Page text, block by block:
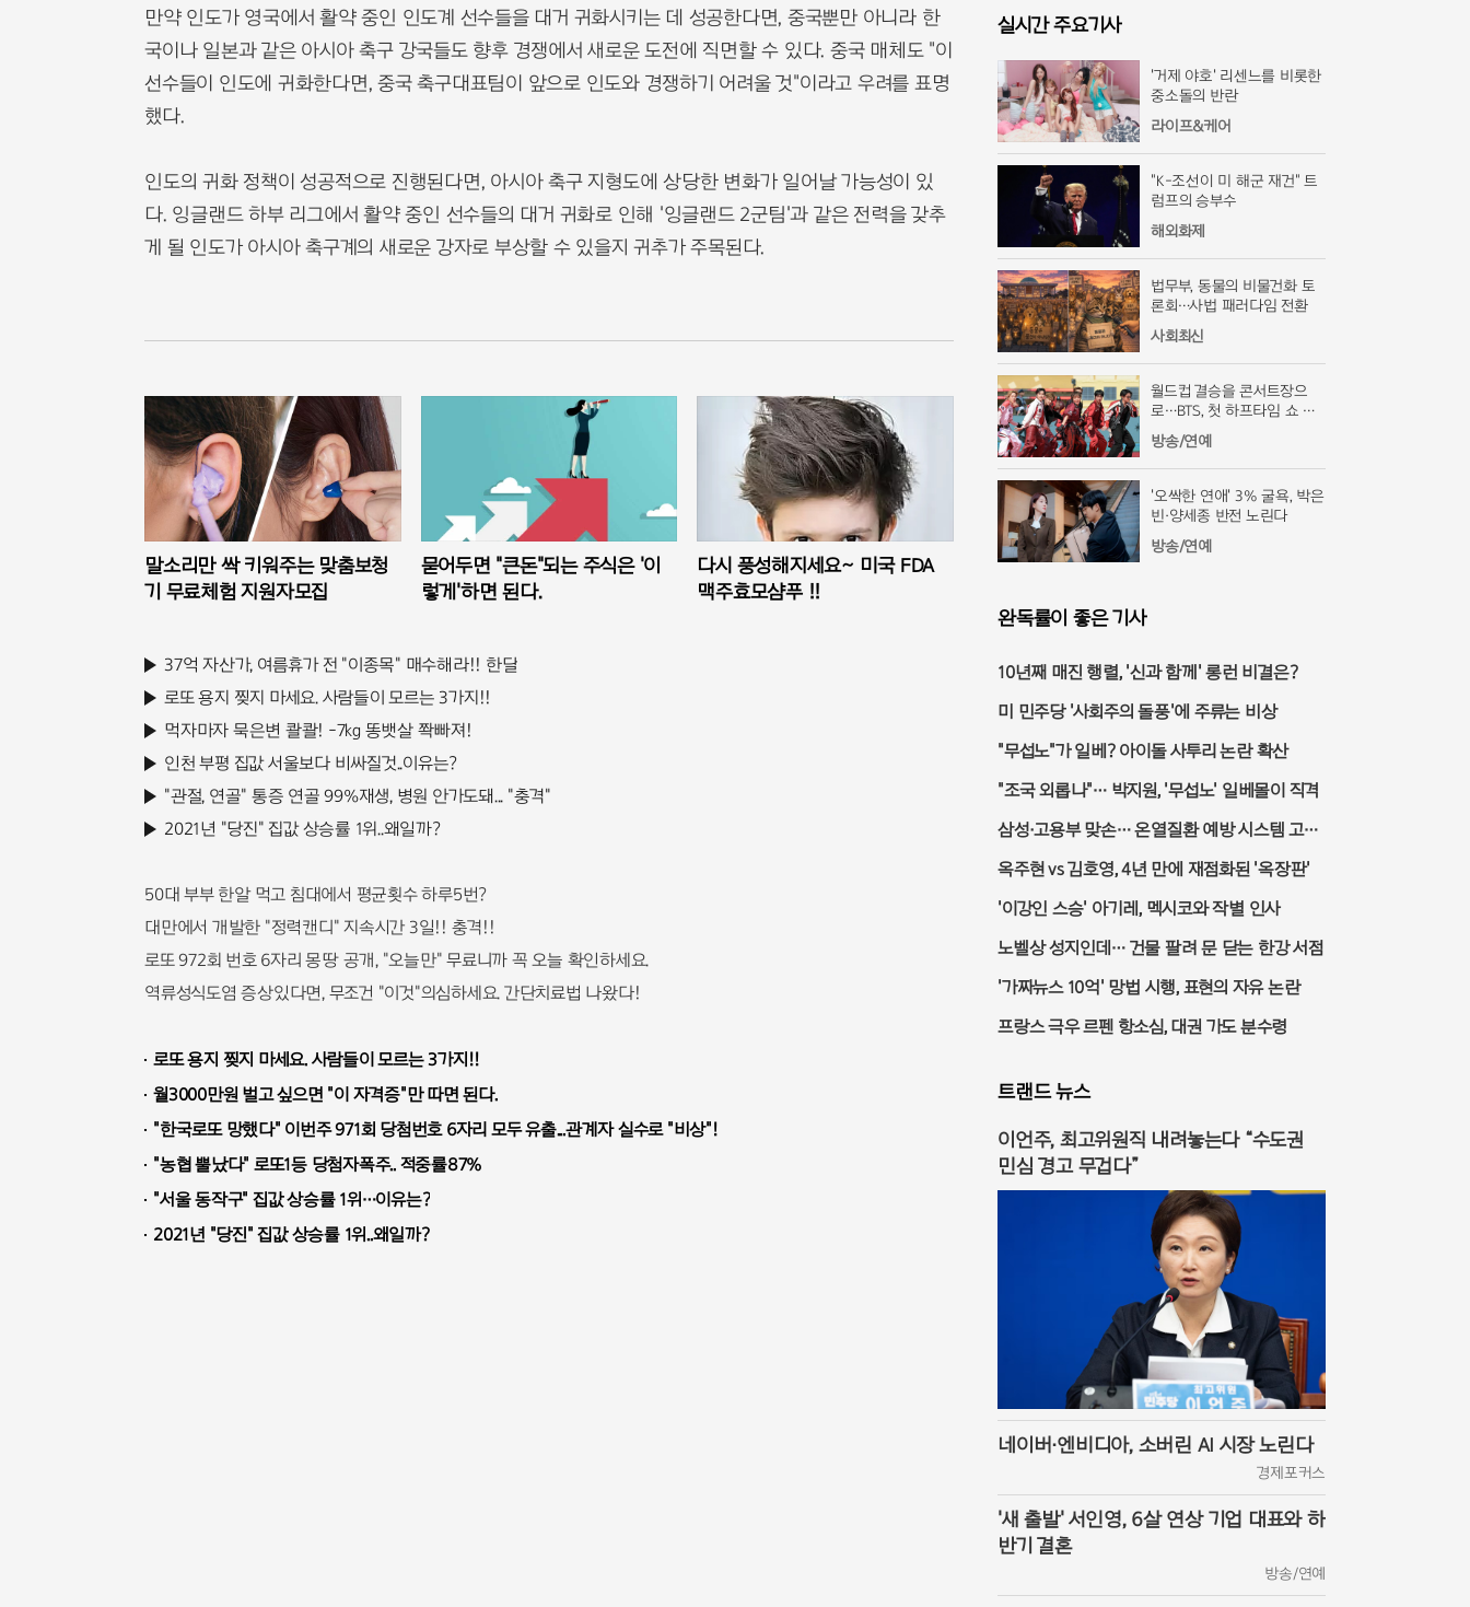
만약 인도가 영국에서 활약 중인 인도계 선수들을 대거 귀화시키는 데 성공한다면, 중국뿐만 아니라 한
국이나 일본과 같은 아시아 축구 강국들도 향후 경쟁에서 새로운 도전에 직면할 수 있다. 중국 매체도 "이
선수들이 인도에 귀화한다면, 중국 축구대표팀이 앞으로 인도와 경쟁하기 어려울 것"이라고 우려를 표명
했다.
인도의 귀화 정책이 성공적으로 진행된다면, 아시아 축구 지형도에 상당한 변화가 일어날 가능성이 있
다. 잉글랜드 하부 리그에서 활약 중인 선수들의 대거 귀화로 인해 '잉글랜드 2군팀'과 같은 전력을 갖추
게 될 인도가 아시아 축구계의 새로운 강자로 부상할 수 있을지 귀추가 주목된다.
말소리만 싹 키워주는 맞춤보청
기 무료체험 지원자모집
묻어두면 "큰돈"되는 주식은 '이
렇게'하면 된다.
다시 풍성해지세요~ 미국 FDA
맥주효모샴푸 !!
37억 자산가, 여름휴가 전 "이종목" 매수해라!! 한달
로또 용지 찢지 마세요. 사람들이 모르는 3가지!!
먹자마자 묵은변 콸콸! -7kg 똥뱃살 쫙빠져!
인천 부평 집값 서울보다 비싸질것..이유는?
"관절, 연골" 통증 연골 99%재생, 병원 안가도돼... "충격"
2021년 "당진" 집값 상승률 1위..왜일까?
50대 부부 한알 먹고 침대에서 평균횟수 하루5번?
대만에서 개발한 "정력캔디" 지속시간 3일!! 충격!!
로또 972회 번호 6자리 몽땅 공개, "오늘만" 무료니까 꼭 오늘 확인하세요.
역류성식도염 증상있다면, 무조건 "이것"의심하세요. 간단치료법 나왔다!
로또 용지 찢지 마세요. 사람들이 모르는 3가지!!
월3000만원 벌고 싶으면 "이 자격증"만 따면 된다.
"한국로또 망했다" 이번주 971회 당첨번호 6자리 모두 유출...관계자 실수로 "비상"!
"농협 뿔났다" 로또1등 당첨자폭주.. 적중률87%
"서울 동작구" 집값 상승률 1위…이유는?
2021년 "당진" 집값 상승률 1위..왜일까?
실시간 주요기사
'거제 야호' 리센느를 비롯한
중소돌의 반란
라이프&케어
"K-조선이 미 해군 재건" 트
럼프의 승부수
해외화제
법무부, 동물의 비물건화 토
론회…사법 패러다임 전환
사회최신
월드컵 결승을 콘서트장으
로…BTS, 첫 하프타임 쇼 찢
었다
방송/연예
'오싹한 연애' 3% 굴욕, 박은
빈·양세종 반전 노린다
방송/연예
완독률이 좋은 기사
10년째 매진 행렬, '신과 함께' 롱런 비결은?
미 민주당 '사회주의 돌풍'에 주류는 비상
"무섭노"가 일베? 아이돌 사투리 논란 확산
"조국 외롭나"… 박지원, '무섭노' 일베몰이 직격
삼성·고용부 맞손… 온열질환 예방 시스템 고도
옥주현 vs 김호영, 4년 만에 재점화된 '옥장판'
'이강인 스승' 아기레, 멕시코와 작별 인사
노벨상 성지인데… 건물 팔려 문 닫는 한강 서점
'가짜뉴스 10억' 망법 시행, 표현의 자유 논란
프랑스 극우 르펜 항소심, 대권 가도 분수령
트랜드 뉴스
이언주, 최고위원직 내려놓는다 “수도권
민심 경고 무겁다”
네이버·엔비디아, 소버린 AI 시장 노린다
경제포커스
'새 출발' 서인영, 6살 연상 기업 대표와 하
반기 결혼
방송/연예